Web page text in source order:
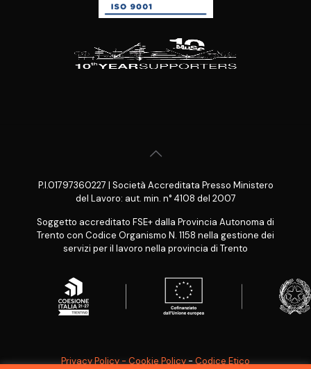
P.I.01797360227 | Società Accreditata Presso Ministero
del Lavoro: aut. min. n° 4108 del 2007
Soggetto accreditato FSE+ dalla Provincia Autonoma di
Trento con Codice Organismo N. 1158 nella gestione dei
servizi per il lavoro nella provincia di Trento
Privacy Policy - Cookie Policy-Codice Etico